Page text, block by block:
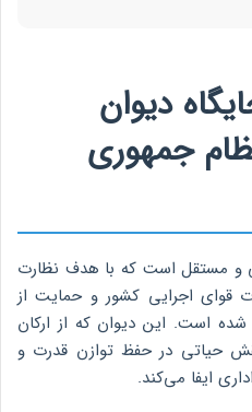
دیوان
جمهوری
و مستقل است که با هدف نظارت
قوای اجرایی کشور و حمایت از
است. این دیوان که از ارکان
حیاتی در حفظ توازن قدرت و
ایفا می‌کند.